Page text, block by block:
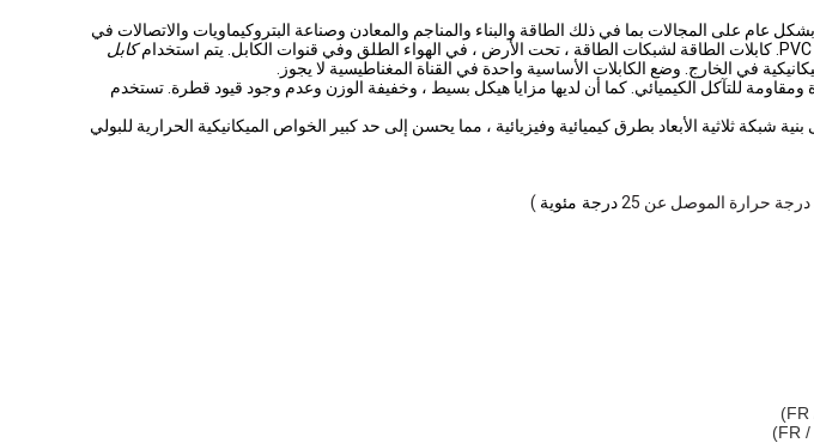
وتوزيع الطاقة الذي يبلغ 35 كيلو فولت أو أقل. يتم تطبيقه بشكل عام على المجالات بما في ذلك الطاقة والبناء والمناجم والمعادن وصناعة البتروكيماويات والاتصالات في
كابل
في الخارج. وضع الكابلات الأساسية واحدة في القناة المغناطيسية لا يجوز.
ومقاومة للتآكل الكيميائي. كما أن لديها مزايا هيكل بسيط ، وخفيفة الوزن وعدم وجود قيود قطرة. تستخدم
شبكة ثلاثية الأبعاد بطرق كيميائية وفيزيائية ، مما يحسن إلى حد كبير الخواص الميكانيكية الحرارية للبولي
درجة حرارة الموصل عن 25 درجة مئوية )